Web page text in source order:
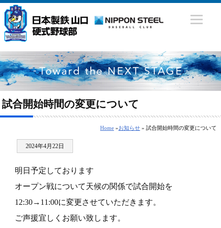
試合開始時間の変更について
Home »お知らせ » 試合開始時間の変更について
2024年4月22日
明日予定しております
オープン戦について天候の関係で試合開始を
12:30→11:00に変更させていただきます。
ご声援宜しくお願い致します。